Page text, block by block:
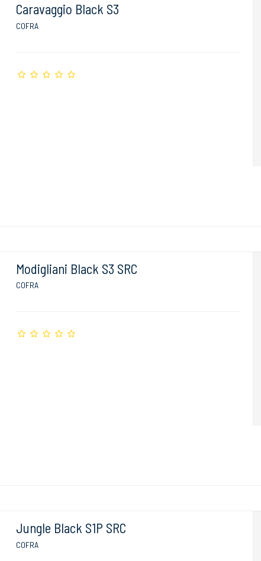
Caravaggio Black S3
COFRA
Modigliani Black S3 SRC
COFRA
Jungle Black S1P SRC
COFRA